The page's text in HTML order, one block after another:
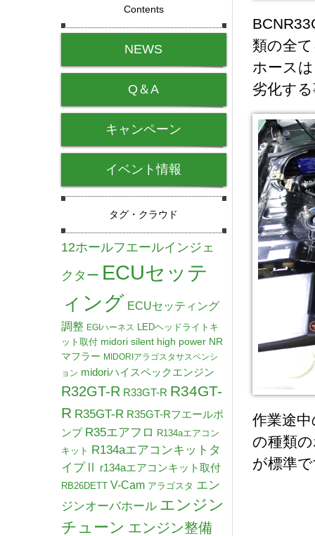
類の全
ホース
劣化す
作業途
の種類
が標準
Contents
NEWS
Q＆A
キャンペーン
イベント情報
タグ・クラウド
12ホールフエールインジェ
クター ECUセッテ
ィング ECUセッティング
調整 EGIハーネス LEDヘッドライトキ
ット取付 midori silent high power NR
マフラー MIDORIアラゴスタサスペンシ
ョン midoriハイスペックエンジン
R32GT-R R33GT-R R34GT-
R R35GT-R R35GT-Rフエールポ
ンプ R35エアフロ R134aエアコン
キット R134aエアコンキットタ
イプⅡ
r134aエアコンキット取付
RB26DETT V-Cam アラゴスタ エン
ジンオーバホール エンジン
チューン エンジン整備